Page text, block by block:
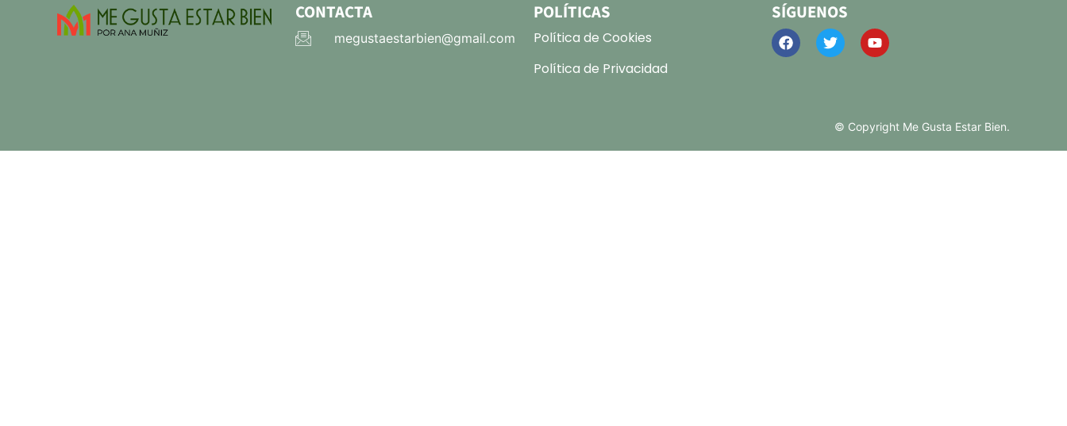
CONTACTA
megustaestarbien@gmail.com
POLÍTICAS
Política de Cookies
Política de Privacidad
SÍGUENOS
© Copyright Me Gusta Estar Bien.